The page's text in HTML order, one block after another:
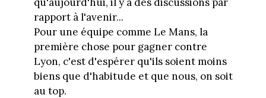
rapport à l'avenir...
Pour une équipe comme Le Mans, la
première chose pour gagner contre
Lyon, c'est d'espérer qu'ils soient moins
biens que d'habitude et que nous, on soit
au top.